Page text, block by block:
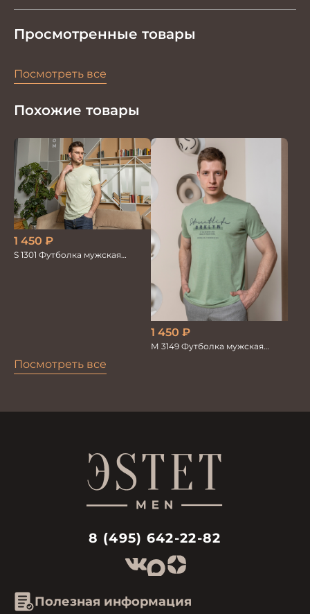
Просмотренные товары
Посмотреть все
Похожие товары
Посмотреть все
1 450 ₽
S 1301 Футболка мужская
1 450 ₽
М 3149 Футболка мужская
8 (495) 642-22-82
Полезная информация